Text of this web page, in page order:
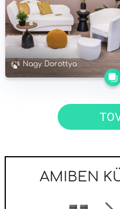
Nagy Dorottya
AMIBEN